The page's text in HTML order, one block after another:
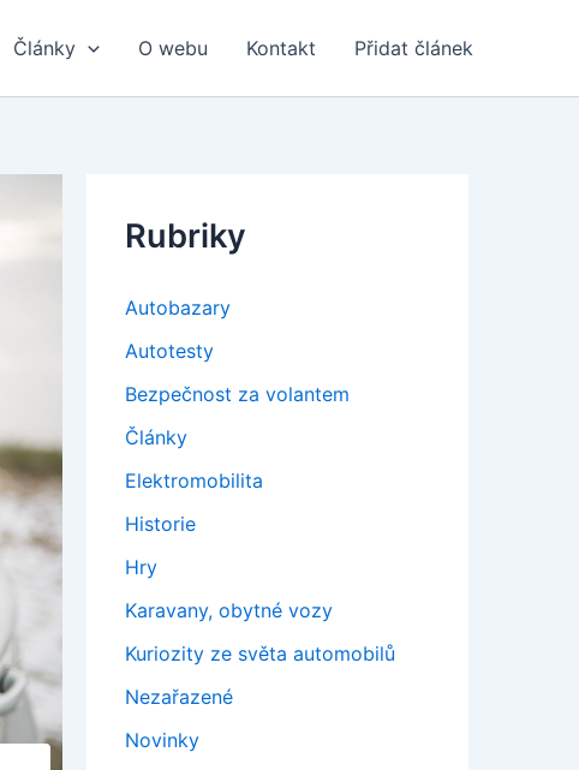
Články O webu Kontakt Přidat článek
Rubriky
Autobazary
Autotesty
Bezpečnost za volantem
Články
Elektromobilita
Historie
Hry
Karavany, obytné vozy
Kuriozity ze světa automobilů
Nezařazené
Novinky